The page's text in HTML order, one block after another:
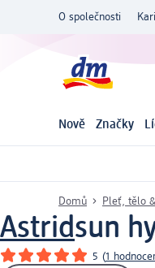
O společnosti
Nově Značky
Domů Pleť, tělo
Astridsun
5 (1